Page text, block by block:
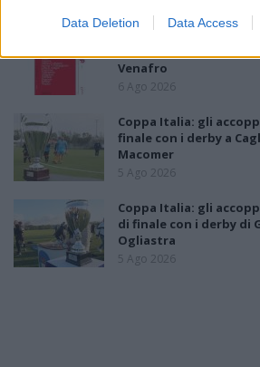
Data Deletion Data Access
Le 5 sarde ancora nel
Venafro
6 Ago 2026
Coppa Italia: gli
finale con i derby a
Macomer
5 Ago 2026
Coppa Italia: gli
di finale con i derby di
Ogliastra
5 Ago 2026